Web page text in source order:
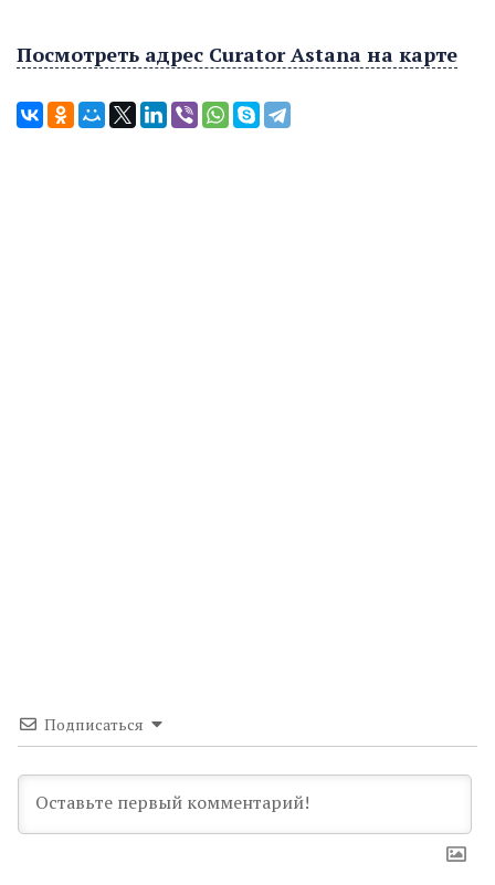
Посмотреть адрес Curator Astana на карте
Подписаться